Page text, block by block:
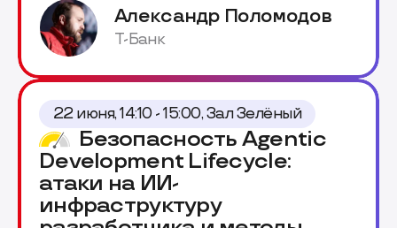
Александр Поломодов
Т-Банк
22 июня, 14:10 - 15:00, Зал Зелёный
Безопасность Agentic
Development Lifecycle:
атаки на ИИ-
инфраструктуру